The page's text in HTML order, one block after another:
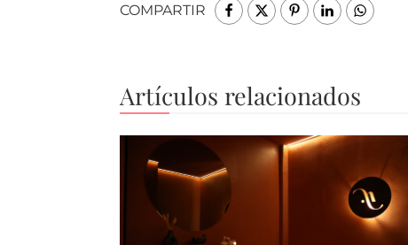
COMPARTIR
Artículos relacionados